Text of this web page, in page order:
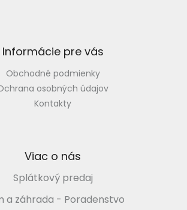
Informácie pre vás
Obchodné podmienky
osobných údajov
Kontakty
Viac o nás
Splátkový predaj
a záhrada - Poradenstvo